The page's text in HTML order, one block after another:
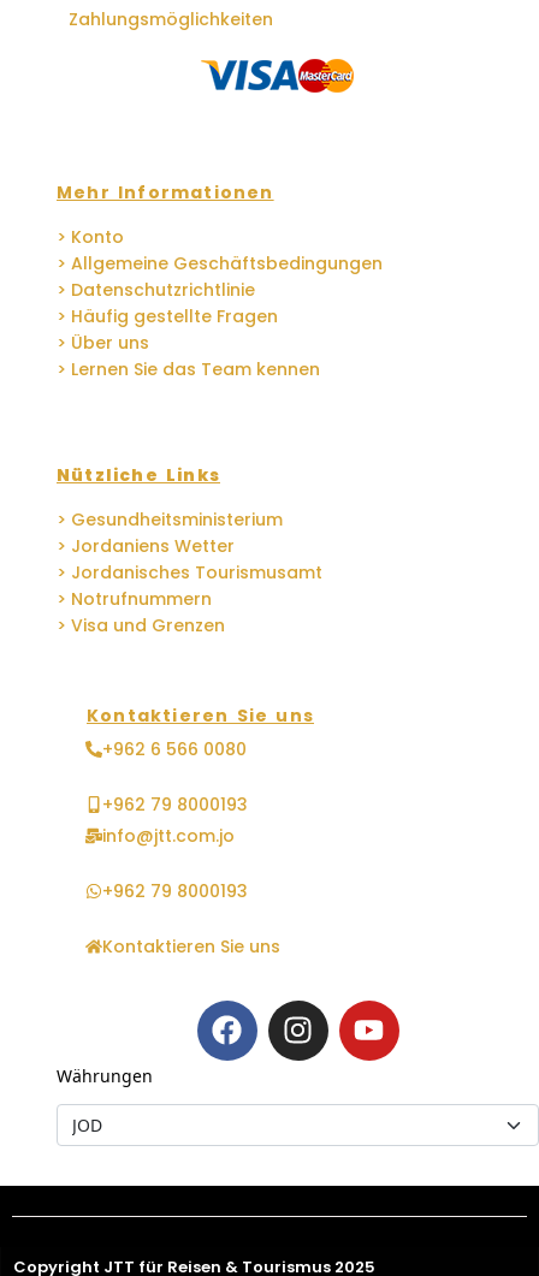
Zahlungsmöglichkeiten
Mehr Informationen
> Konto
> Allgemeine Geschäftsbedingungen
> Datenschutzrichtlinie
> Häufig gestellte Fragen
> Über uns
> Lernen Sie das Team kennen
Nützliche Links
> Gesundheitsministerium
> Jordaniens Wetter
> Jordanisches Tourismusamt
> Notrufnummern
> Visa und Grenzen
Kontaktieren Sie uns
+962 6 566 0080
+962 79 8000193
info@jtt.com.jo
+962 79 8000193
Kontaktieren Sie uns
Währungen
Copyright JTT für Reisen & Tourismus 2025